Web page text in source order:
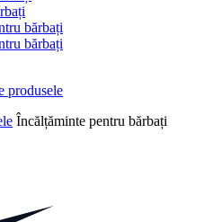
bărbați
bărbați
Încălțăminte pentru bărbați